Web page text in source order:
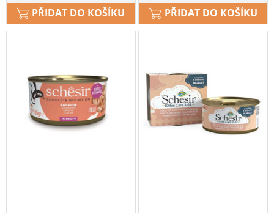
PŘIDAT DO KOŠÍKU PŘIDAT DO KOŠÍKU